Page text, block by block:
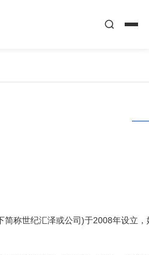
简称世纪汇泽或公司)于2008年设立